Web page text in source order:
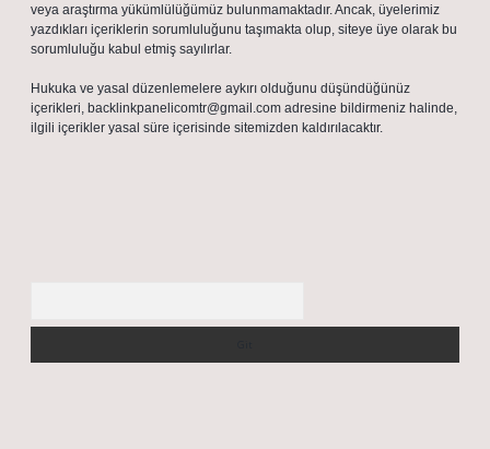
veya araştırma yükümlülüğümüz bulunmamaktadır. Ancak, üyelerimiz
yazdıkları içeriklerin sorumluluğunu taşımakta olup, siteye üye olarak bu
sorumluluğu kabul etmiş sayılırlar.
Hukuka ve yasal düzenlemelere aykırı olduğunu düşündüğünüz
içerikleri, backlinkpanelicomtr@gmail.com adresine bildirmeniz halinde,
ilgili içerikler yasal süre içerisinde sitemizden kaldırılacaktır.